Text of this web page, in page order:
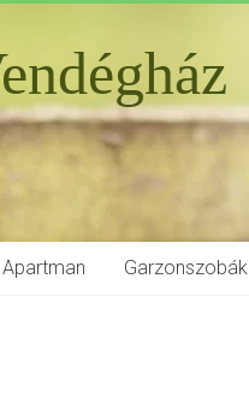
Garzonszobák